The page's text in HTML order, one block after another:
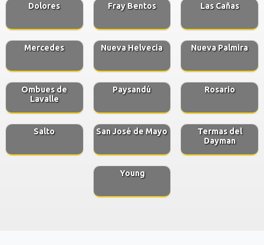
Dolores Fray Bentos Las Cañas
Mercedes Nueva Helvecia Nueva Palmira
Ombues de
Lavalle
Paysandú Rosario
Salto San José de Mayo
Termas del
Dayman
Young